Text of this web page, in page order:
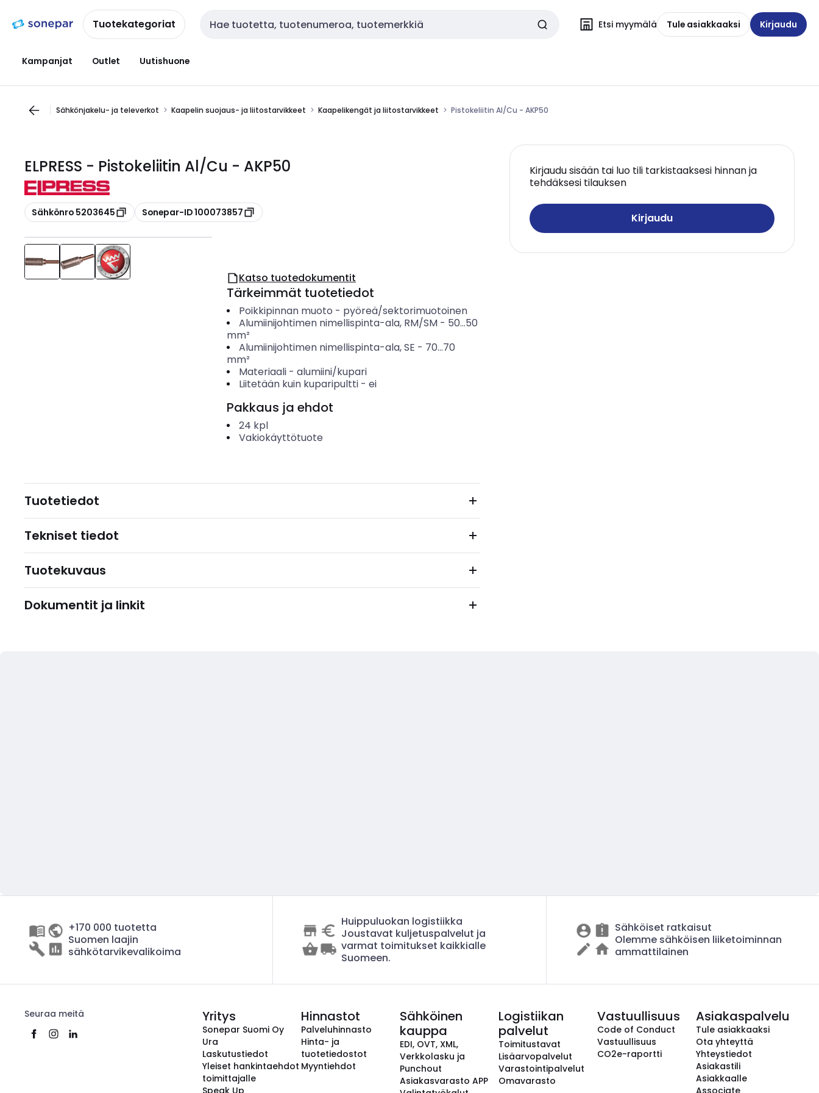
navigointiinsisältöönTuotekategoriat Haku Etsi myymälä Tule asiakkaaksi Kirjaudu
Kampanjat Outlet Uutishuone
Sähkönjakelu- ja televerkot Kaapelin suojaus- ja liitostarvikkeet Kaapelikengät ja liitostarvikkeet Pistokeliitin Al/Cu - AKP50
ELPRESS - Pistokeliitin Al/Cu - AKP50
Kopioi
Sähkönro 5203645 Kopioi
Sonepar-ID 100073857
Kirjaudu sisään tai luo tili tarkistaaksesi hinnan ja
tehdäksesi tilauksen
Kirjaudu
Katso tuotedokumentit
Tärkeimmät tuotetiedot
Poikkipinnan muoto - pyöreä/sektorimuotoinen
Alumiinijohtimen nimellispinta-ala, RM/SM- 50...50
mm²
Alumiinijohtimen nimellispinta-ala, SE - 70...70
mm²
Materiaali- alumiini/kupari
Liitetään kuin kuparipultti- ei
Pakkaus ja ehdot
24 kpl
Vakiokäyttötuote
Tuotetiedot
Tekniset tiedot
Tuotekuvaus
Dokumentit ja linkit
+170 000 tuotetta
Suomen laajin
sähkötarvikevalikoima
Huippuluokan logistiikka
Joustavat kuljetuspalvelut ja
varmat toimitukset kaikkialle
Suomeen.
Sähköiset ratkaisut
Olemme sähköisen liiketoiminnan
ammattilainen
Seuraa meitä Yritys
Sonepar Suomi Oy
Ura
Laskutustiedot
Yleiset hankintaehdot
toimittajalle
Speak Up
Hinnastot
Palveluhinnasto
Hinta- ja
tuotetiedostot
Myyntiehdot
Sähköinen
kauppa
EDI, OVT, XML,
Verkkolasku ja
Punchout
Asiakasvarasto APP
Logistiikan
palvelut
Toimitustavat
Lisäarvopalvelut
Varastointipalvelut
Omavarasto
Vastuullisuus
Code of Conduct
Vastuullisuus
CO2e-raportti
Asiakaspalvelu
Tule asiakkaaksi
Ota yhteyttä
Yhteystiedot
Asiakastili
Asiakkaalle
Associate